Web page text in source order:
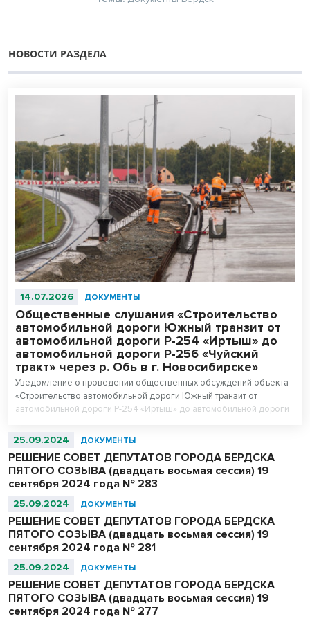
НОВОСТИ РАЗДЕЛА
14.07.2026 ДОКУМЕНТЫ
Общественные слушания «Строительство
автомобильной дороги Южный транзит от
автомобильной дороги Р-254 «Иртыш» до
автомобильной дороги Р-256 «Чуйский
тракт» через р. Обь в г. Новосибирске»
Уведомление о проведении общественных обсуждений объекта
«Строительство автомобильной дороги Южный транзит от
автомобильной дороги Р-254 «Иртыш» до автомобильной дороги
Левобережная часть этап I, этап II.
25.09.2024 ДОКУМЕНТЫ
РЕШЕНИЕ СОВЕТ ДЕПУТАТОВ ГОРОДА БЕРДСКА
ПЯТОГО СОЗЫВА (двадцать восьмая сессия) 19
сентября 2024 года № 283
25.09.2024 ДОКУМЕНТЫ
РЕШЕНИЕ СОВЕТ ДЕПУТАТОВ ГОРОДА БЕРДСКА
ПЯТОГО СОЗЫВА (двадцать восьмая сессия) 19
сентября 2024 года № 281
25.09.2024 ДОКУМЕНТЫ
РЕШЕНИЕ СОВЕТ ДЕПУТАТОВ ГОРОДА БЕРДСКА
ПЯТОГО СОЗЫВА (двадцать восьмая сессия) 19
сентября 2024 года № 277